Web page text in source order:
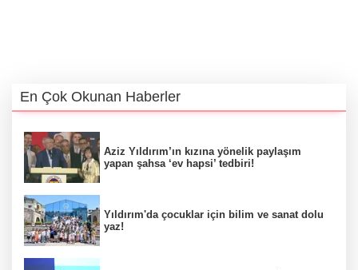
En Çok Okunan Haberler
Aziz Yıldırım’ın kızına yönelik paylaşım
yapan şahsa ‘ev hapsi’ tedbiri!
Yıldırım'da çocuklar için bilim ve sanat dolu
yaz!